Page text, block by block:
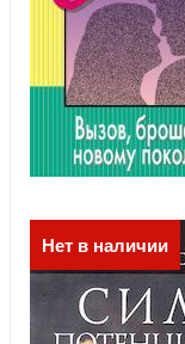
Нет в наличии